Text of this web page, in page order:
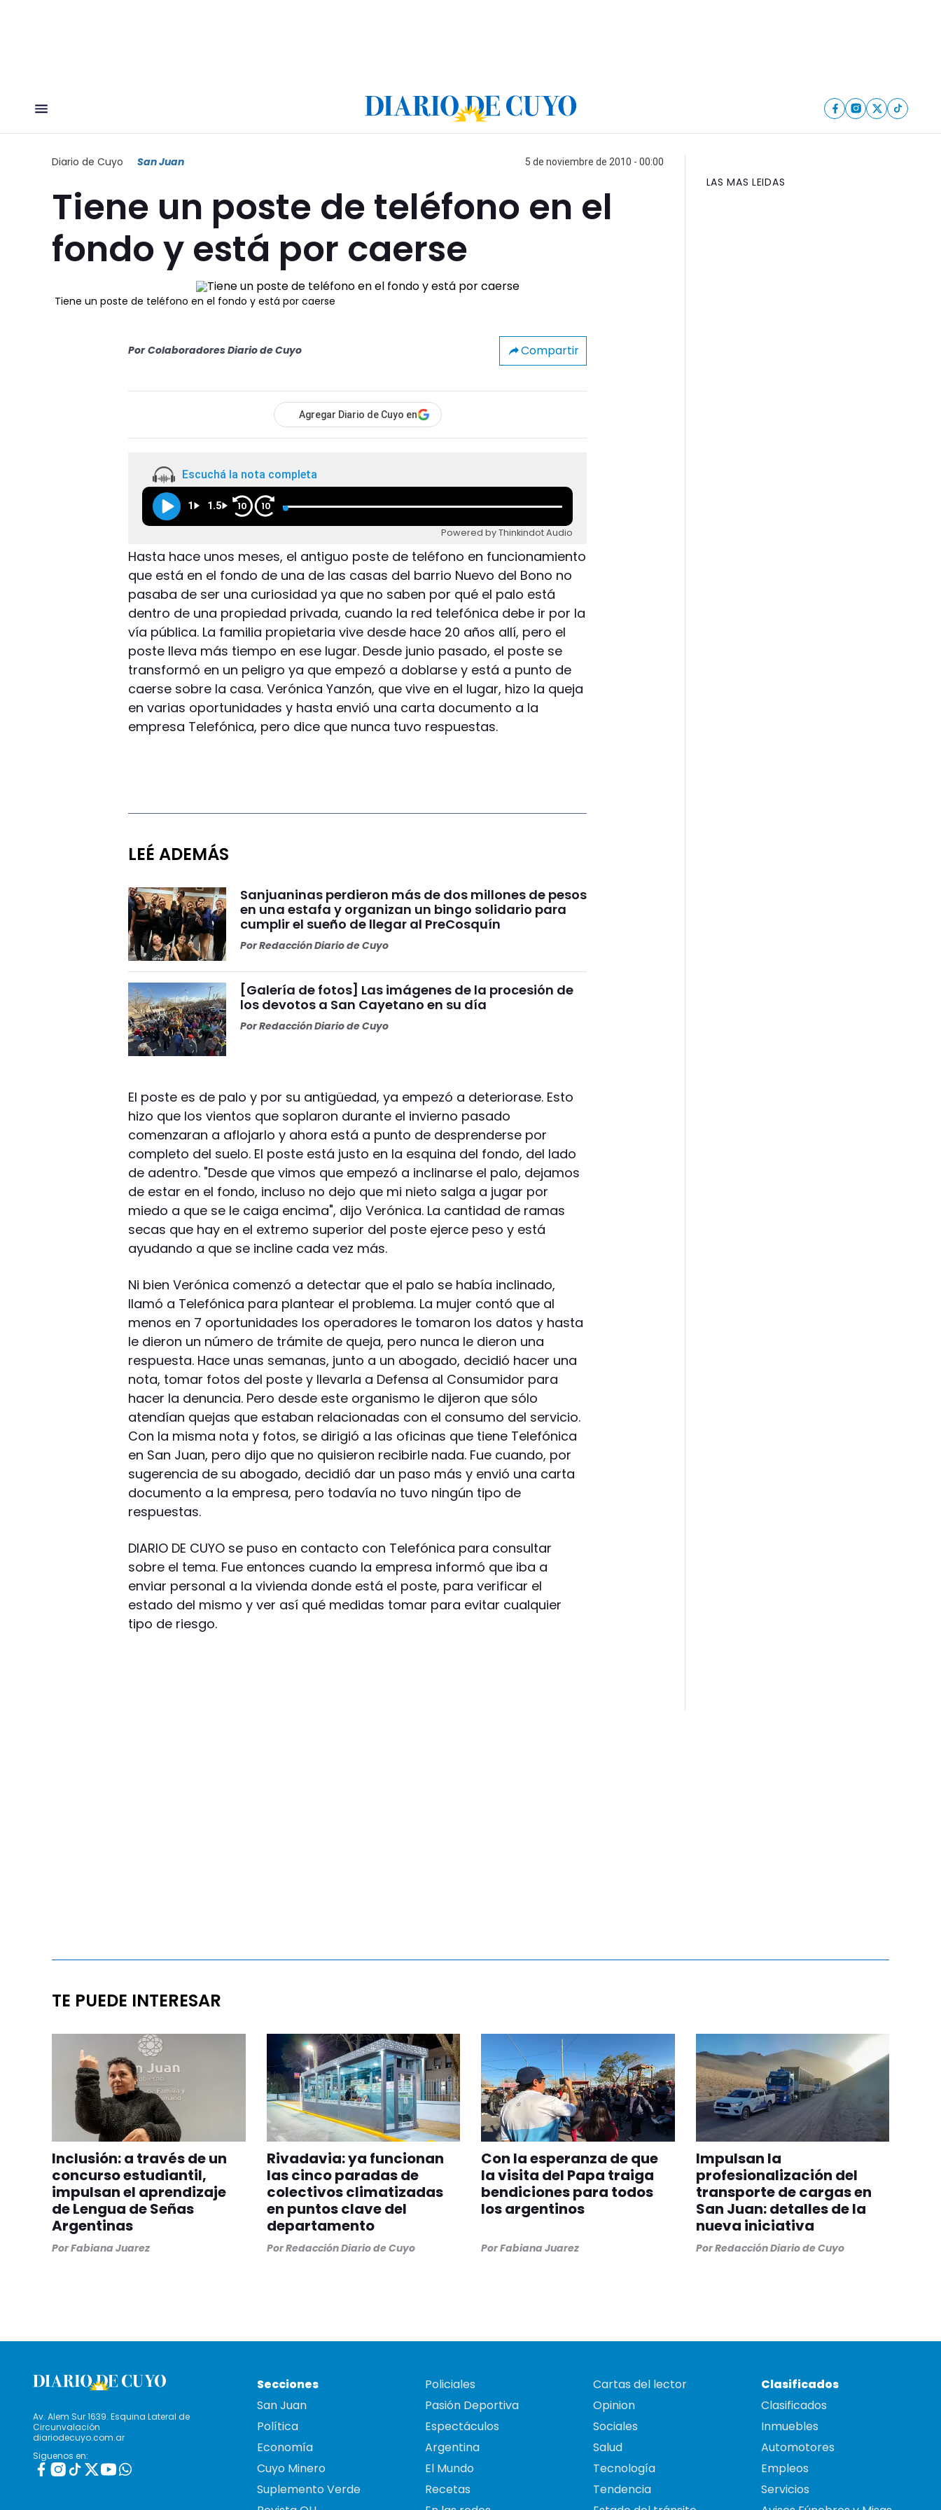
Diario de Cuyo San Juan 5 de noviembre de 2010 - 00:00
Tiene un poste de teléfono en el
fondo y está por caerse
Tiene un poste de teléfono en el fondo y está por caerse
Por Colaboradores Diario de Cuyo Compartir
Agregar Diario de Cuyo en
Escuchá la nota completa
1 1.5 10 10
Powered by Thinkindot Audio
Hasta hace unos meses, el antiguo poste de teléfono en funcionamiento
que está en el fondo de una de las casas del barrio Nuevo del Bono no
pasaba de ser una curiosidad ya que no saben por qué el palo está
dentro de una propiedad privada, cuando la red telefónica debe ir por la
vía pública. La familia propietaria vive desde hace 20 años allí, pero el
poste lleva más tiempo en ese lugar. Desde junio pasado, el poste se
transformó en un peligro ya que empezó a doblarse y está a punto de
caerse sobre la casa. Verónica Yanzón, que vive en el lugar, hizo la queja
en varias oportunidades y hasta envió una carta documento a la
empresa Telefónica, pero dice que nunca tuvo respuestas.
LEÉ ADEMÁS
Sanjuaninas perdieron más de dos millones de pesos
en una estafa y organizan un bingo solidario para
cumplir el sueño de llegar al PreCosquín
PorRedacción Diario de Cuyo
[Galería de fotos] Las imágenes de la procesión de
los devotos a San Cayetano en su día
PorRedacción Diario de Cuyo
El poste es de palo y por su antigüedad, ya empezó a deteriorase. Esto
hizo que los vientos que soplaron durante el invierno pasado
comenzaran a aflojarlo y ahora está a punto de desprenderse por
completo del suelo. El poste está justo en la esquina del fondo, del lado
de adentro. "Desde que vimos que empezó a inclinarse el palo, dejamos
de estar en el fondo, incluso no dejo que mi nieto salga a jugar por
miedo a que se le caiga encima", dijo Verónica. La cantidad de ramas
secas que hay en el extremo superior del poste ejerce peso y está
ayudando a que se incline cada vez más.
Ni bien Verónica comenzó a detectar que el palo se había inclinado,
llamó a Telefónica para plantear el problema. La mujer contó que al
menos en 7 oportunidades los operadores le tomaron los datos y hasta
le dieron un número de trámite de queja, pero nunca le dieron una
respuesta. Hace unas semanas, junto a un abogado, decidió hacer una
nota, tomar fotos del poste y llevarla a Defensa al Consumidor para
hacer la denuncia. Pero desde este organismo le dijeron que sólo
atendían quejas que estaban relacionadas con el consumo del servicio.
Con la misma nota y fotos, se dirigió a las oficinas que tiene Telefónica
en San Juan, pero dijo que no quisieron recibirle nada. Fue cuando, por
sugerencia de su abogado, decidió dar un paso más y envió una carta
documento a la empresa, pero todavía no tuvo ningún tipo de
respuestas.
DIARIO DE CUYO se puso en contacto con Telefónica para consultar
sobre el tema. Fue entonces cuando la empresa informó que iba a
enviar personal a la vivienda donde está el poste, para verificar el
estado del mismo y ver así qué medidas tomar para evitar cualquier
tipo de riesgo.
LAS MAS LEIDAS
TE PUEDE INTERESAR
Inclusión: a través de un
concurso estudiantil,
impulsan el aprendizaje
de Lengua de Señas
Argentinas
PorFabiana Juarez
Rivadavia: ya funcionan
las cinco paradas de
colectivos climatizadas
en puntos clave del
departamento
PorRedacción Diario de Cuyo
Con la esperanza de que
la visita del Papa traiga
bendiciones para todos
los argentinos
PorFabiana Juarez
Impulsan la
profesionalización del
transporte de cargas en
San Juan: detalles de la
nueva iniciativa
PorRedacción Diario de Cuyo
Av. Alem Sur 1639. Esquina Lateral de
Circunvalación
diariodecuyo.com.ar
Siguenos en:
Secciones
San Juan
Política
Economía
Cuyo Minero
Suplemento Verde
Policiales
Pasión Deportiva
Espectáculos
Argentina
El Mundo
Recetas
Cartas del lector
Opinion
Sociales
Salud
Tecnología
Tendencia
Clasificados
Clasificados
Inmuebles
Automotores
Empleos
Servicios